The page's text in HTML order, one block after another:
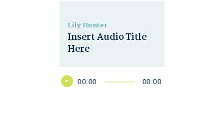
Lily Hunter
Insert Audio Title
Here
Audio
Player 00:00 00:00